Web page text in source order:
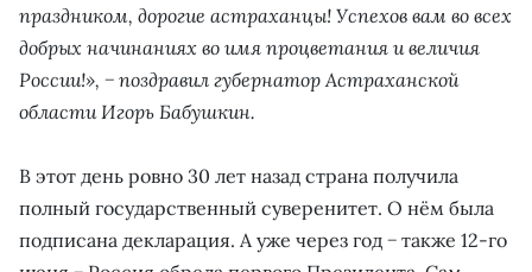
праздником, дорогие астраханцы! Успехов вам во всех
добрых начинаниях во имя процветания и величия
России!», − поздравил губернатор Астраханской
области Игорь Бабушкин.
В этот день ровно 30 лет назад страна получила
полный государственный суверенитет. О нём была
подписана декларация. А уже через год − также 12-го